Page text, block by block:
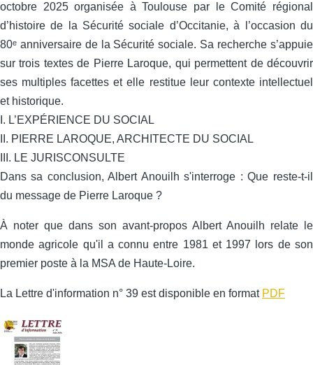
octobre 2025 organisée à Toulouse par le Comité régional
d’histoire de la Sécurité sociale d’Occitanie, à l’occasion du
80ᵉ anniversaire de la Sécurité sociale. Sa recherche s’appuie
sur trois textes de Pierre Laroque, qui permettent de découvrir
ses multiples facettes et elle restitue leur contexte intellectuel
et historique.
I. L’EXPÉRIENCE DU SOCIAL
II. PIERRE LAROQUE, ARCHITECTE DU SOCIAL
III. LE JURISCONSULTE
Dans sa conclusion, Albert Anouilh s'interroge : Que reste-t-il
du message de Pierre Laroque ?
À noter que dans son avant-propos Albert Anouilh relate le
monde agricole qu'il a connu entre 1981 et 1997 lors de son
premier poste à la MSA de Haute-Loire.
La Lettre d'information n° 39 est disponible en format PDF